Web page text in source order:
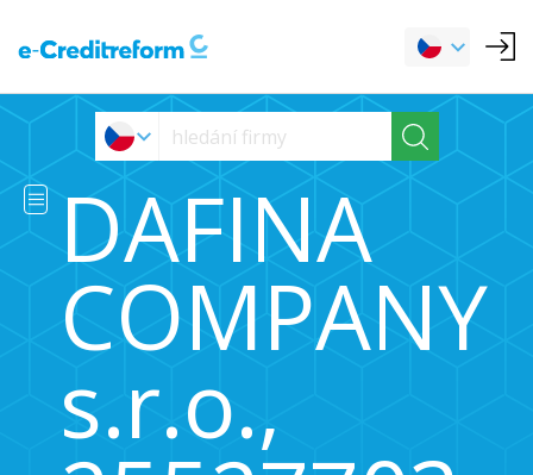
DAFINA
COMPANY
s.r.o.,